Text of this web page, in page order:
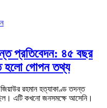
প্রতিবেদন: ৪৫ বছর
হলো গোপন তথ্য
জিয়াউর রহমান হত্যাকাণ্ড তদন্ত
এটি কখনো জনসমক্ষে আসেনি।